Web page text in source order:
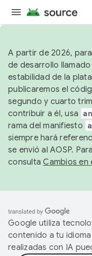
A partir de 2026,
de desarrollo
estabilidad de la
publicaremos el
segundo y cuarto
contribuir a él, usa
rama del manifiesto
siempre hará
se envió al AOSP.
consultaCambios en
Google utiliza
contenido a tu
realizadas con IA